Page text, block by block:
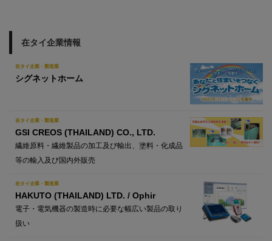
在タイ企業情報
在タイ企業・製造業
シグネットホーム
在タイ企業・製造業
GSI CREOS (THAILAND) CO., LTD.
繊維原料・繊維製品の加工及び輸出、塗料・化成品
等の輸入及び国内外販売
在タイ企業・製造業
HAKUTO (THAILAND) LTD. / Ophir
電子・電気機器の製造時に必要な幅広い製品の取り
扱い